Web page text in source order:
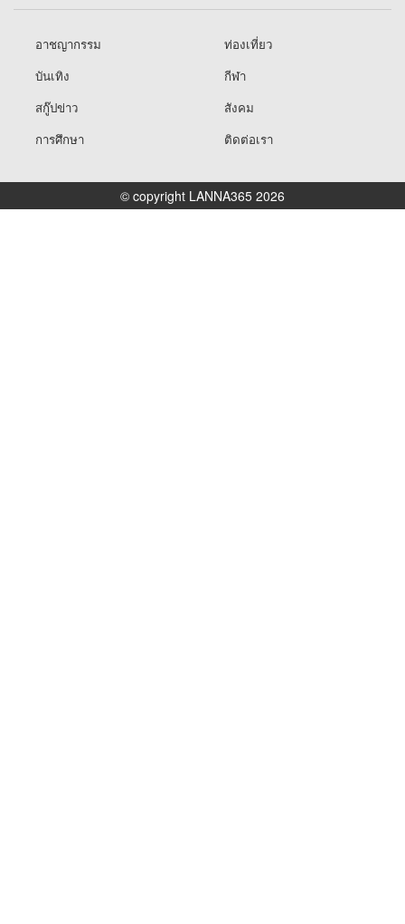
อาชญากรรม
ท่องเที่ยว
บันเทิง
กีฬา
สกู๊ปข่าว
สังคม
การศึกษา
ติดต่อเรา
© copyright LANNA365 2026